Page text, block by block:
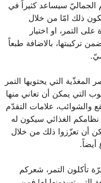
الجماليّ سيساعد كثيراً في
ذلك امّا من خلال
التمر، او اختيار
تركيبتها، بالاضافة طبعاً
المغذّية التي يحتويها التمر
التي يمكن أن تعاني منها
والشوائب، علامات التقدّم
الغذائي سيكون له
أن تعزّزوا ذلك من خلال
أيضاً.
تأكلون التمر، شعركم